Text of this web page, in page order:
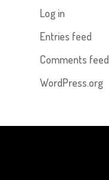
Log in
Entries feed
Comments feed
WordPress.org